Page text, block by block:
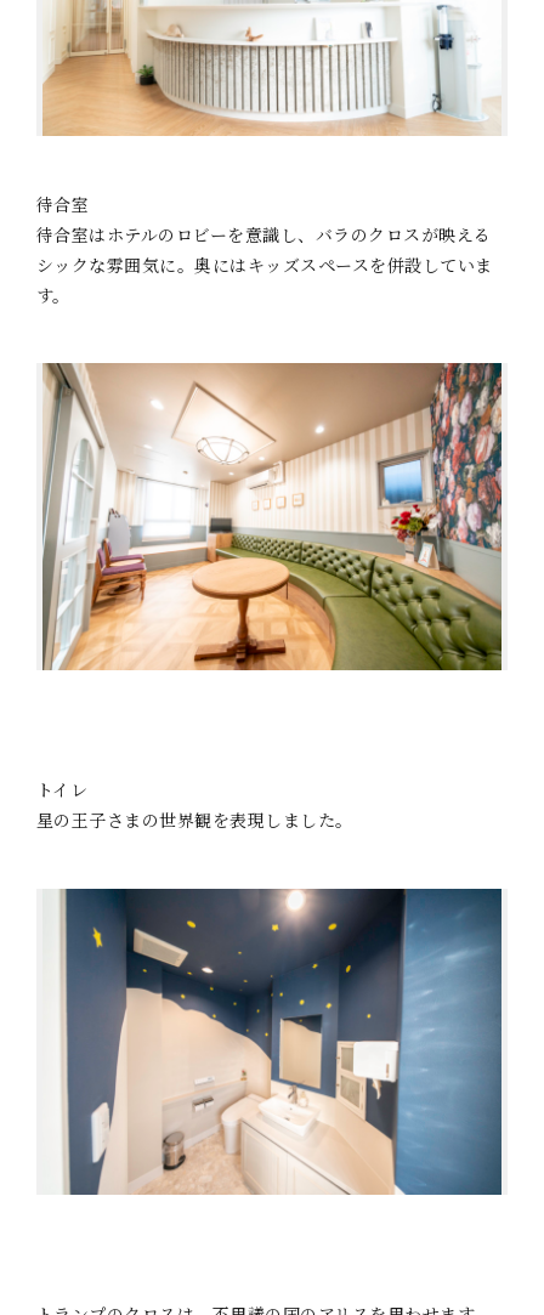
待合室
待合室はホテルのロビーを意識し、バラのクロスが映える
シックな雰囲気に。奥にはキッズスペースを併設していま
す。
トイレ
星の王子さまの世界観を表現しました。